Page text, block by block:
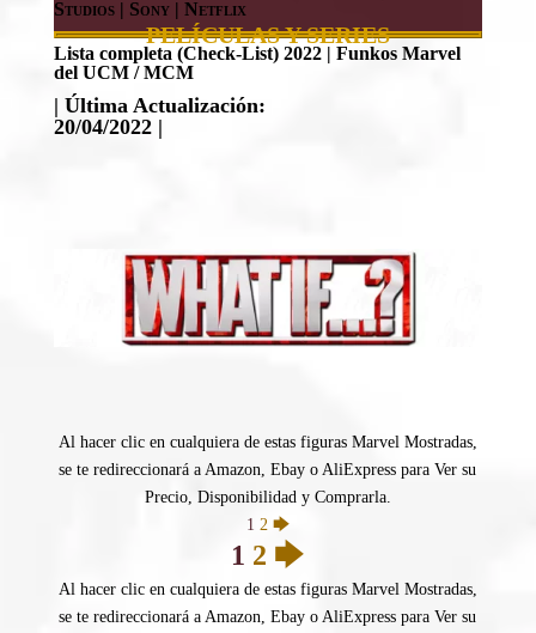
Studios | Sony | Netflix
PELÍCULAS Y SERIES
Lista completa (Check-List) 2022 | Funkos Marvel
del UCM / MCM
| Última Actualización:
20/04/2022 |
Al hacer clic en cualquiera de estas figuras Marvel Mostradas,
se te redireccionará a Amazon, Ebay o AliExpress para Ver su
Precio, Disponibilidad y Comprarla.
1 2 🡆
1 2 🡆
Al hacer clic en cualquiera de estas figuras Marvel Mostradas,
se te redireccionará a Amazon, Ebay o AliExpress para Ver su